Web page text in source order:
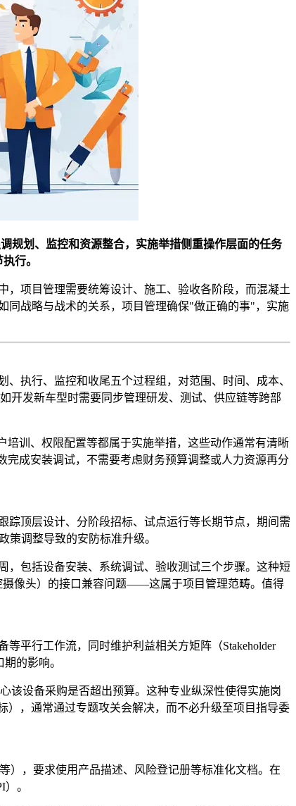
规划、监控和资源整合，实施举措侧重操作层面的任务
行。
，项目管理需要统筹设计、施工、验收各阶段，而混凝土
同战略与战术的关系，项目管理确保"做正确的事"，实施
执行、监控和收尾五个过程组，对范围、时间、成本、
开发新车型时需要同步管理研发、测试、供应链等跨部
训、权限配置等都属于实施举措，这些动作通常有清晰
成安装调试，不需要考虑财务预算调整或人力资源再分
顶层设计、分阶段招标、试点运行等长期节点，期间需
调整导致的安防标准升级。
，包括设备安装、系统调试、验收测试三个步骤。这种短
摄像头）的接口兼容问题——这属于项目管理范畴。值得
平行工作流，同时维护利益相关方矩阵（Stakeholder
的影响。
该设备采购是否超出预算。这种专业纵深性使得实施岗
），通常通过专题攻关会解决，而不必升级至项目指导委
），要求使用产品描述、风险登记册等标准化文档。在
。